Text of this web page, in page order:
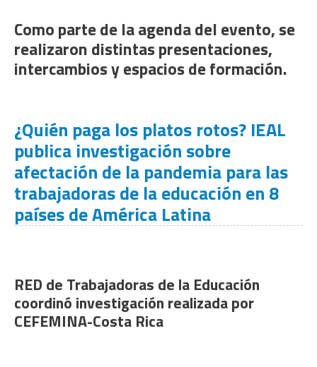
Como parte de la agenda del evento, se
realizaron distintas presentaciones,
intercambios y espacios de formación.
¿Quién paga los platos rotos? IEAL
publica investigación sobre
afectación de la pandemia para las
trabajadoras de la educación en 8
países de América Latina
RED de Trabajadoras de la Educación
coordinó investigación realizada por
CEFEMINA-Costa Rica